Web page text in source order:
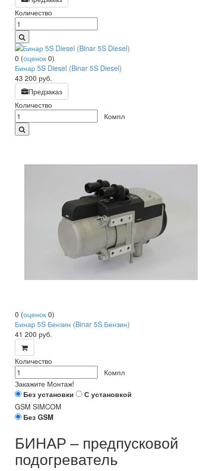
Количество
0 (оценок 0)
Бинар 5S Diesel (Binar 5S Diesel)
43 200 руб.
Предзаказ
Количество
Компл
0 (оценок 0)
Бинар 5S Бензин (Binar 5S Бензин)
41 200 руб.
Количество
Компл
Закажите Монтаж!
Без установки
С установкой
GSM SIMCOM
Без GSM
БИНАР – предпусковой
подогреватель